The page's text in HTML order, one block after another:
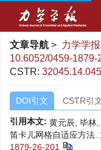
文章导航 > 力学学报
10.6052/0459-1879-
CSTR:
DOI引文 CSTR引
引用本文: 黄元辰, 毕林
笛卡儿网格自适应方法.
1879-26-201